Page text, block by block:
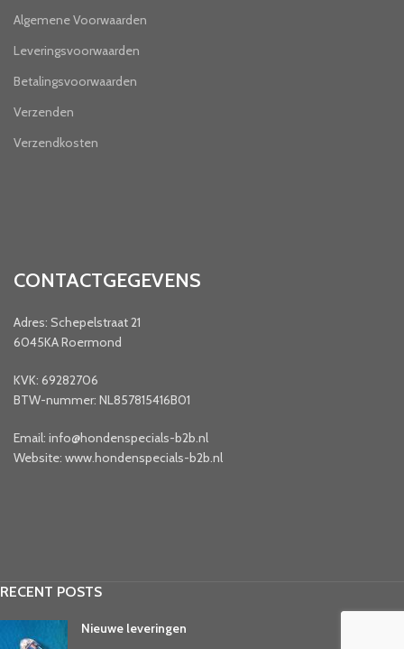
Algemene Voorwaarden
Leveringsvoorwaarden
Betalingsvoorwaarden
Verzenden
Verzendkosten
CONTACTGEGEVENS
Adres: Schepelstraat 21
6045KA Roermond
KVK: 69282706
BTW-nummer: NL857815416B01
Email: info@hondenspecials-b2b.nl
Website: www.hondenspecials-b2b.nl
RECENT POSTS
Nieuwe leveringen